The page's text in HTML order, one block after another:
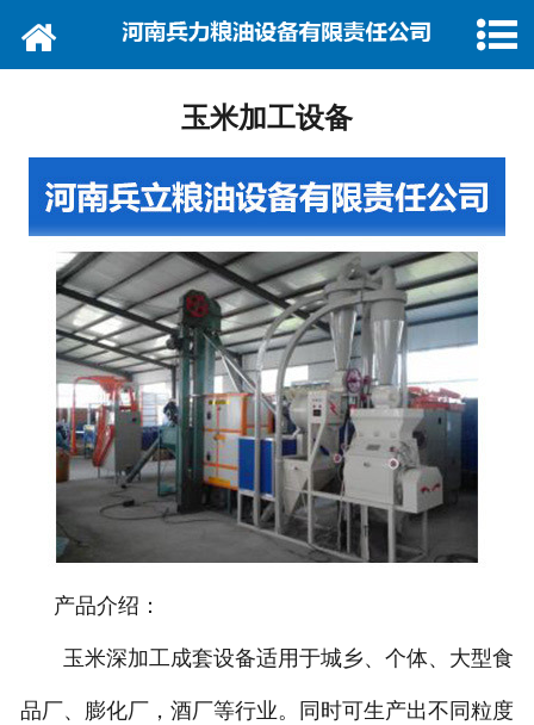
网站首页
新闻中心
厂房设备
资质荣誉
视频中心
联系我们
玉米加工设备
产品介绍：
玉米深加工成套设备适用于城乡、个体、大型食
品厂、膨化厂，酒厂等行业。同时可生产出不同粒度